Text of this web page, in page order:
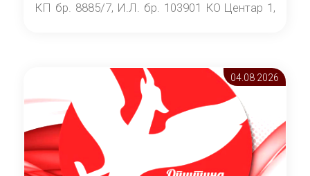
КП бр. 8885/7, И.Л. бр. 103901 КО Центар 1,
Скопје” број 9/2026), за времетраење од 3
(три) години од денот на потпишувањето на
Договорот за закуп со најповолниот
понудувач.
04.08 2026